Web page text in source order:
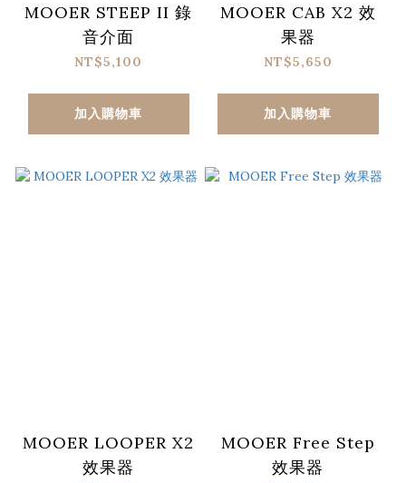
MOOER STEEP II 錄
音介面
NT$5,100
加入購物車
MOOER CAB X2 效
果器
NT$5,650
加入購物車
MOOER LOOPER X2
效果器
MOOER Free Step
效果器